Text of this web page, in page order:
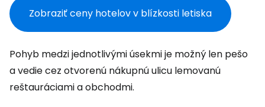
Zobraziť ceny hotelov v blízkosti letiska
Pohyb medzi jednotlivými úsekmi je možný len pešo
a vedie cez otvorenú nákupnú ulicu lemovanú
reštauráciami a obchodmi.